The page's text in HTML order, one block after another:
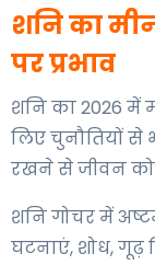
शनि का
पर प्रभाव
शनि का 2026 में
लिए चुनौतियों से
रखने से जीवन को
शनि गोचर में
घटनाएं, शोध, गूढ़